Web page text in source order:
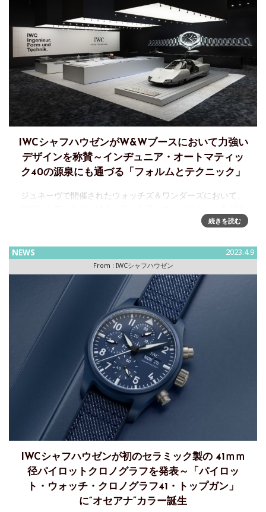
IWCシャフハウゼンがW&Wブースにおいて力強い
デザインを称賛～インヂュニア・オートマティッ
ク40の源泉にも通づる「フォルムとテクニック」
ジュネーヴで開催されたウォッチズ＆ワンダーズにおいて、
発表しました。インスピレーションの源となったのは、1970
時代
続きを読む
NEWS 2023.4.9
From : IWCシャフハウゼン
IWCシャフハウゼンが初のセラミック製の 41ｍｍ
径パイロットクロノグラフを発表～「パイロッ
ト・ウォッチ・クロノグラフ41・トップガン」
に“オセアナ”カラー誕生